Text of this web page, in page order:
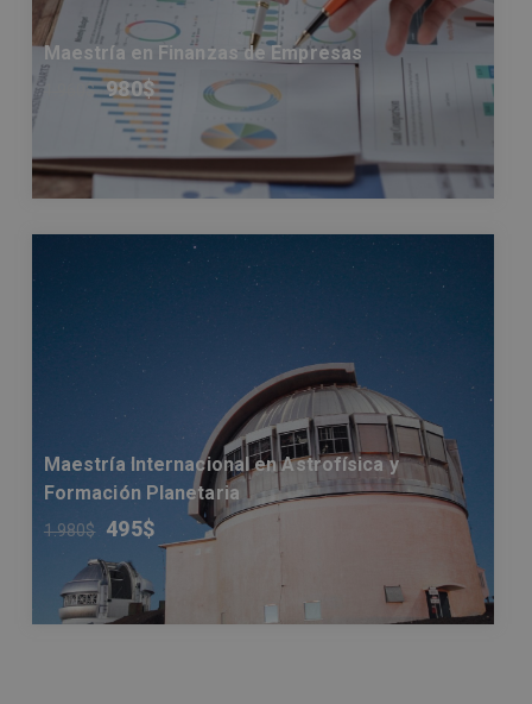
Maestría en Finanzas de Empresas
1.960 $ 980$
Maestría Internacional en Astrofísica y
Formación Planetaria
1.980$ 495$